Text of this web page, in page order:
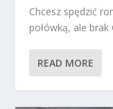
Chcesz spędzić
połówką, ale brak
READ MORE